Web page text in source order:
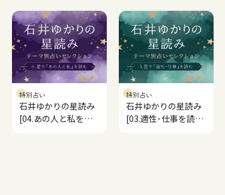
特別占い
石井ゆかりの星読み
[04.あの人と私を読
特別占い
石井ゆかりの星読み
[03.適性･仕事を読